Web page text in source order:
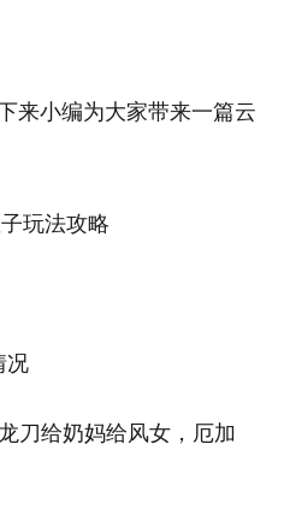
来小编为大家带来一篇云
况
刀给奶妈给风女，厄加